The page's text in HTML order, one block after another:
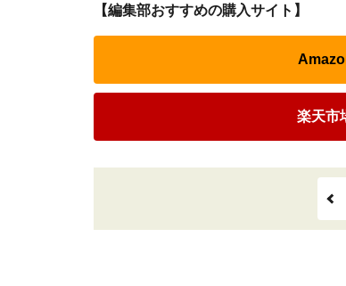
【編集部おすすめの購入サイト】
楽天市